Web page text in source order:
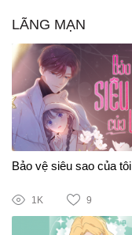
LÃNG MẠN
Bảo vệ siêu sao của tôi
1K 9